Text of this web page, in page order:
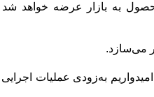
به بازار عرضه خواهد شد
می‌سازد.
به‌زودی عملیات